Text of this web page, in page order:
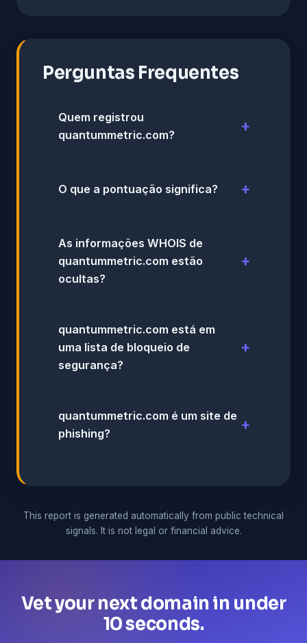
Perguntas Frequentes
Quem registrou
quantummetric.com?
O que a pontuação significa?
As informações WHOIS de
quantummetric.com estão
ocultas?
quantummetric.com está em
uma lista de bloqueio de
segurança?
quantummetric.com é um site de
phishing?
This report is generated automatically from public technical
signals. It is not legal or financial advice.
Vet your next domain in under
10 seconds.